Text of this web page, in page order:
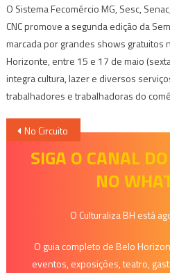
O Sistema Fecomércio MG, Sesc,
CNC promove a segunda edição da
marcada por grandes shows gratuitos
Horizonte, entre 15 e 17 de maio
integra cultura, lazer e diversos
trabalhadores e trabalhadoras do
Navegação
No Circuito
SIGA O CANAL
NO
O Culturaliza BH está
O guia completo de Belo
eventos, exposições, teatro,